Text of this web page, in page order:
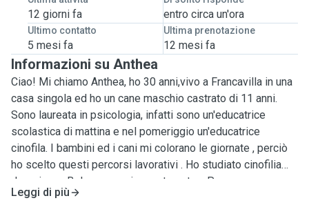
12 giorni fa entro circa un'ora
Ultimo contatto
5 mesi fa
Ultima prenotazione
12 mesi fa
Informazioni su Anthea
Ciao! Mi chiamo Anthea, ho 30 anni,vivo a Francavilla in una
casa singola ed ho un cane maschio castrato di 11 anni.
Sono laureata in psicologia, infatti sono un'educatrice
scolastica di mattina e nel pomeriggio un'educatrice
cinofila. I bambini ed i cani mi colorano le giornate , perciò
ho scelto questi percorsi lavorativi . Ho studiato cinofilia
dapprima a Bologna e poi sono tornata a Pescara,
specializzandomi nell'indirizzo cognitivo relazionale ed
Leggi di più